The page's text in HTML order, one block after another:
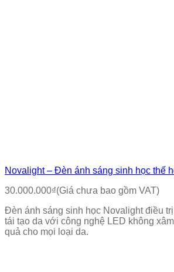
Novalight – Đèn ánh sáng sinh học thế
30.000.000₫(Giá chưa bao gồm VAT)
Đèn ánh sáng sinh học Novalight điều
tái tạo da với công nghệ LED không
quả cho mọi loại da.